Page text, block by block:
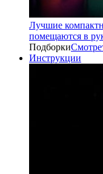
Лучшие
помещаются в
Подборки
Инструкции